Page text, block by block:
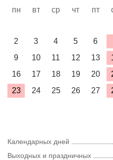
пн вт ср чт пт
2
3 4 5 6
9
10 11 12 13
16
17 18 19 20
23
24 25 26 27
Календарных дней
Выходных и праздничных